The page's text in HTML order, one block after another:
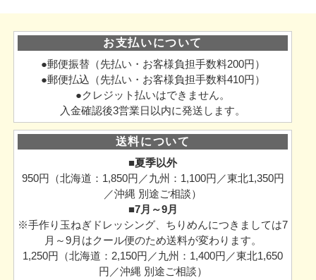
お支払いについて
●郵便振替（先払い・お客様負担手数料200円）
●郵便払込（先払い・お客様負担手数料410円）
●クレジット払いはできません。
入金確認後3営業日以内に発送します。
送料について
■夏季以外
950円（北海道：1,850円／九州：1,100円／東北1,350円
／沖縄 別途ご相談）
■7月～9月
※手作り玉ねぎドレッシング、ちりめんにつきましては7
月～9月はクール便のため送料が変わります。
1,250円（北海道：2,150円／九州：1,400円／東北1,650
円／沖縄 別途ご相談）